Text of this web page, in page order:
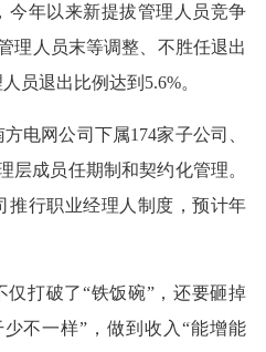
今年以来新提拔管理人员竞争
理人员末等调整、不胜任退出
员退出比例达到5.6%。
电网公司下属174家子公司、
层成员任期制和契约化管理。
推行职业经理人制度，预计年
仅打破了“铁饭碗”，还要砸掉
不一样”，做到收入“能增能